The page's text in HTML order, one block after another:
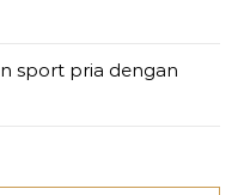
sport pria dengan